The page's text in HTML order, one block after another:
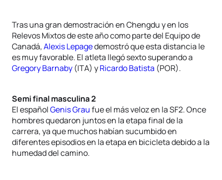
Tras una gran demostración en Chengdu y en los
Relevos Mixtos de este año como parte del Equipo de
Canadá,Alexis Lepagedemostró que esta distancia le
es muy favorable. El atleta llegó sexto superando a
Gregory Barnaby (ITA) yRicardo Batista (POR).
Semi final masculina 2
El españolGenis Graufue el más veloz en la SF2. Once
hombres quedaron juntos en la etapa final de la
carrera, ya que muchos habían sucumbido en
diferentes episodios en la etapa en bicicleta debido a la
humedad del camino.